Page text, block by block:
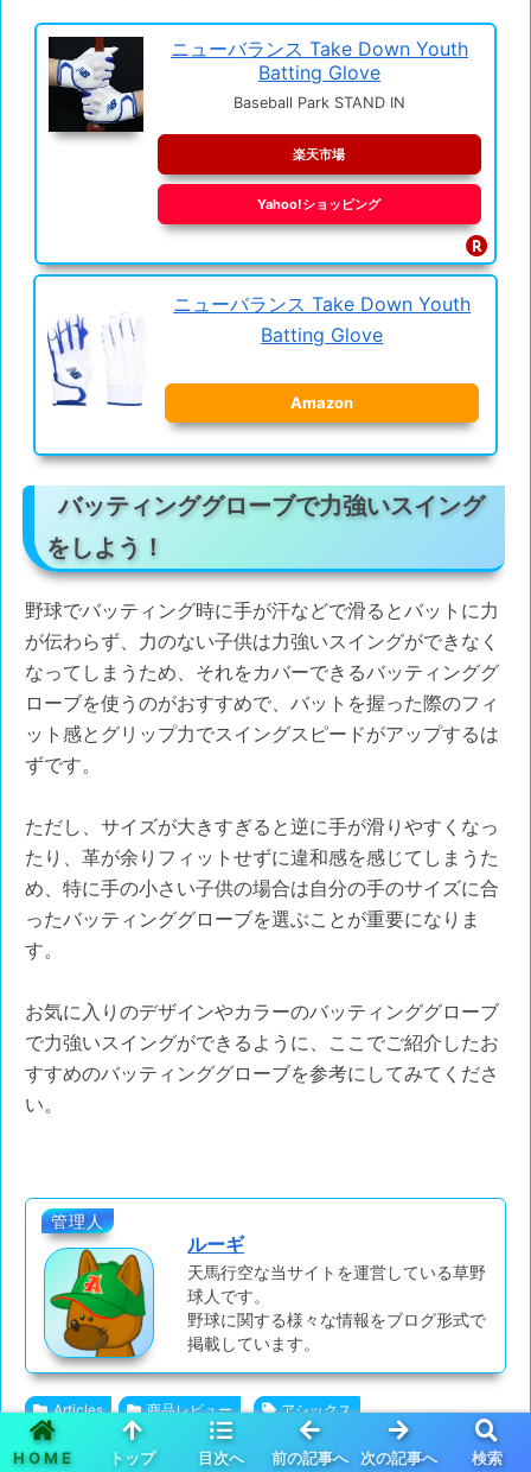
ニューバランス Take Down Youth
Batting Glove
Baseball Park STAND IN
楽天市場
Yahoo!ショッピング
ニューバランス Take Down Youth
Batting Glove
Amazon
バッティンググローブで力強いスイング
をしよう！
野球でバッティング時に手が汗などで滑るとバットに力
が伝わらず、力のない子供は力強いスイングができなく
なってしまうため、それをカバーできるバッティンググ
ローブを使うのがおすすめで、バットを握った際のフィ
ット感とグリップ力でスイングスピードがアップするは
ずです。
ただし、サイズが大きすぎると逆に手が滑りやすくなっ
たり、革が余りフィットせずに違和感を感じてしまうた
め、特に手の小さい子供の場合は自分の手のサイズに合
ったバッティンググローブを選ぶことが重要になりま
す。
お気に入りのデザインやカラーのバッティンググローブ
で力強いスイングができるように、ここでご紹介したお
すすめのバッティンググローブを参考にしてみてくださ
い。
管理人
ルーギ
天馬行空な当サイトを運営している草野
球人です。
野球に関する様々な情報をブログ形式で
掲載しています。
Articles 商品レビュー
アシックス
アンダーアーマー
エスエスケイ スイング
ゼット
HOME トップ 目次へ 前の記事へ 次の記事へ 検索